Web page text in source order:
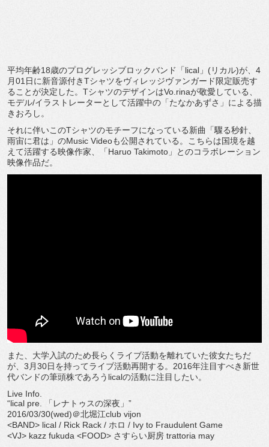
平均年齢18歳のプログレッシブロックバンド「lical」(リカル)が、4
月01日に新音源付きTシャツをヴィレッジヴァンガード限定販売す
ることが決定した。TシャツのデザインはVo.rinaが敬愛している、
モデル/イラストレーターとして活躍中の「たなかあずさ」による描
きおろし。
それに伴いこのTシャツのモチーフになっている新曲「驟る秒針、
雨宙に君は」のMusic Videoも公開されている。こちらは国境を越
えて活躍する映像作家、「Haruo Takimoto」とのコラボレーション
映像作品だ。
また、大学入試のため長らくライブ活動を離れていた彼女たちだ
が、3月30日を持ってライブ活動再開する。2016年注目すべき新世
代バンドの筆頭株であろうlicalの活動に注目したい。
Live Info.
“lical pre. 「レナトゥスの深夜」”
2016/03/30(wed)＠北堀江club vijon
<BAND> lical / Rick Rack / ホロ / Ivy to Fraudulent Game
<VJ> kazz fukuda <FOOD> さすらい厨房 trattoria may